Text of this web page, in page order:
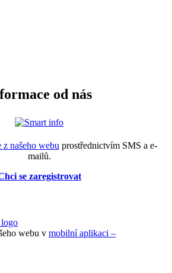
od nás
z našeho webu prostřednictvím SMS a e-
mailů.
se zaregistrovat
webu v mobilní aplikaci –